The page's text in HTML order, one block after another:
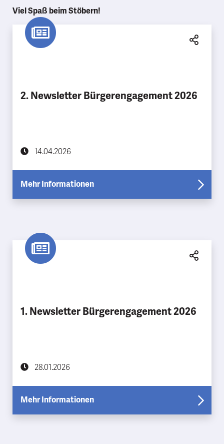
Viel Spaß beim Stöbern!
2. Newsletter Bürgerengagement 2026
14.04.2026
Mehr Informationen
1. Newsletter Bürgerengagement 2026
28.01.2026
Mehr Informationen